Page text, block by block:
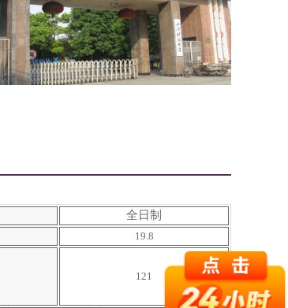
全日制
19.8
121